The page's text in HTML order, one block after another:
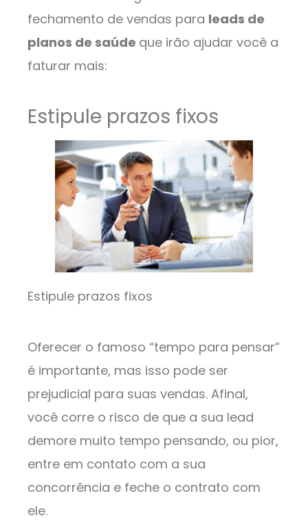
fechamento de vendas para leads de
planos de saúde que irão ajudar você a
faturar mais:
Estipule prazos fixos
Estipule prazos fixos
Oferecer o famoso “tempo para pensar”
é importante, mas isso pode ser
prejudicial para suas vendas. Afinal,
você corre o risco de que a sua lead
demore muito tempo pensando, ou pior,
entre em contato com a sua
concorrência e feche o contrato com
ele.